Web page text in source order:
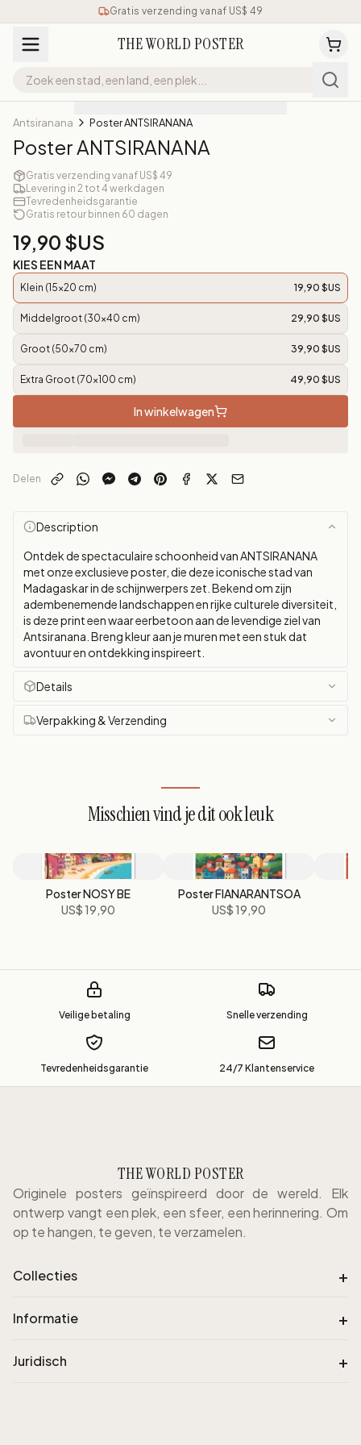
Gratis verzending vanaf US$ 49
THE WORLD POSTER
Antsiranana Poster ANTSIRANANA
Poster ANTSIRANANA
Gratis verzending vanaf US$ 49
Levering in 2 tot 4 werkdagen
Tevredenheidsgarantie
Gratis retour binnen 60 dagen
19,90 $US
KIES EEN MAAT
Klein (15x20 cm) 19,90 $US
Middelgroot (30x40 cm) 29,90 $US
Groot (50x70 cm) 39,90 $US
Extra Groot (70x100 cm) 49,90 $US
In winkelwagen
Delen
Description
Ontdek de spectaculaire schoonheid van ANTSIRANANA
met onze exclusieve poster, die deze iconische stad van
Madagaskar in de schijnwerpers zet. Bekend om zijn
adembenemende landschappen en rijke culturele diversiteit,
is deze print een waar eerbetoon aan de levendige ziel van
Antsiranana. Breng kleur aan je muren met een stuk dat
avontuur en ontdekking inspireert.
Details
Verpakking & Verzending
Misschien vind je dit ook leuk
Poster NOSY BE
US$ 19,90
Poster FIANARANTSOA
US$ 19,90
Veilige betaling Snelle verzending
Tevredenheidsgarantie 24/7 Klantenservice
THE WORLD POSTER
Originele posters geïnspireerd door de wereld. Elk
ontwerp vangt een plek, een sfeer, een herinnering. Om
op te hangen, te geven, te verzamelen.
Collecties +
Informatie +
Juridisch +